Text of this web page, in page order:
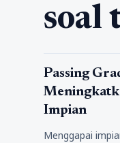
soal
Pendidikan
Passing
Impian
Menggapai